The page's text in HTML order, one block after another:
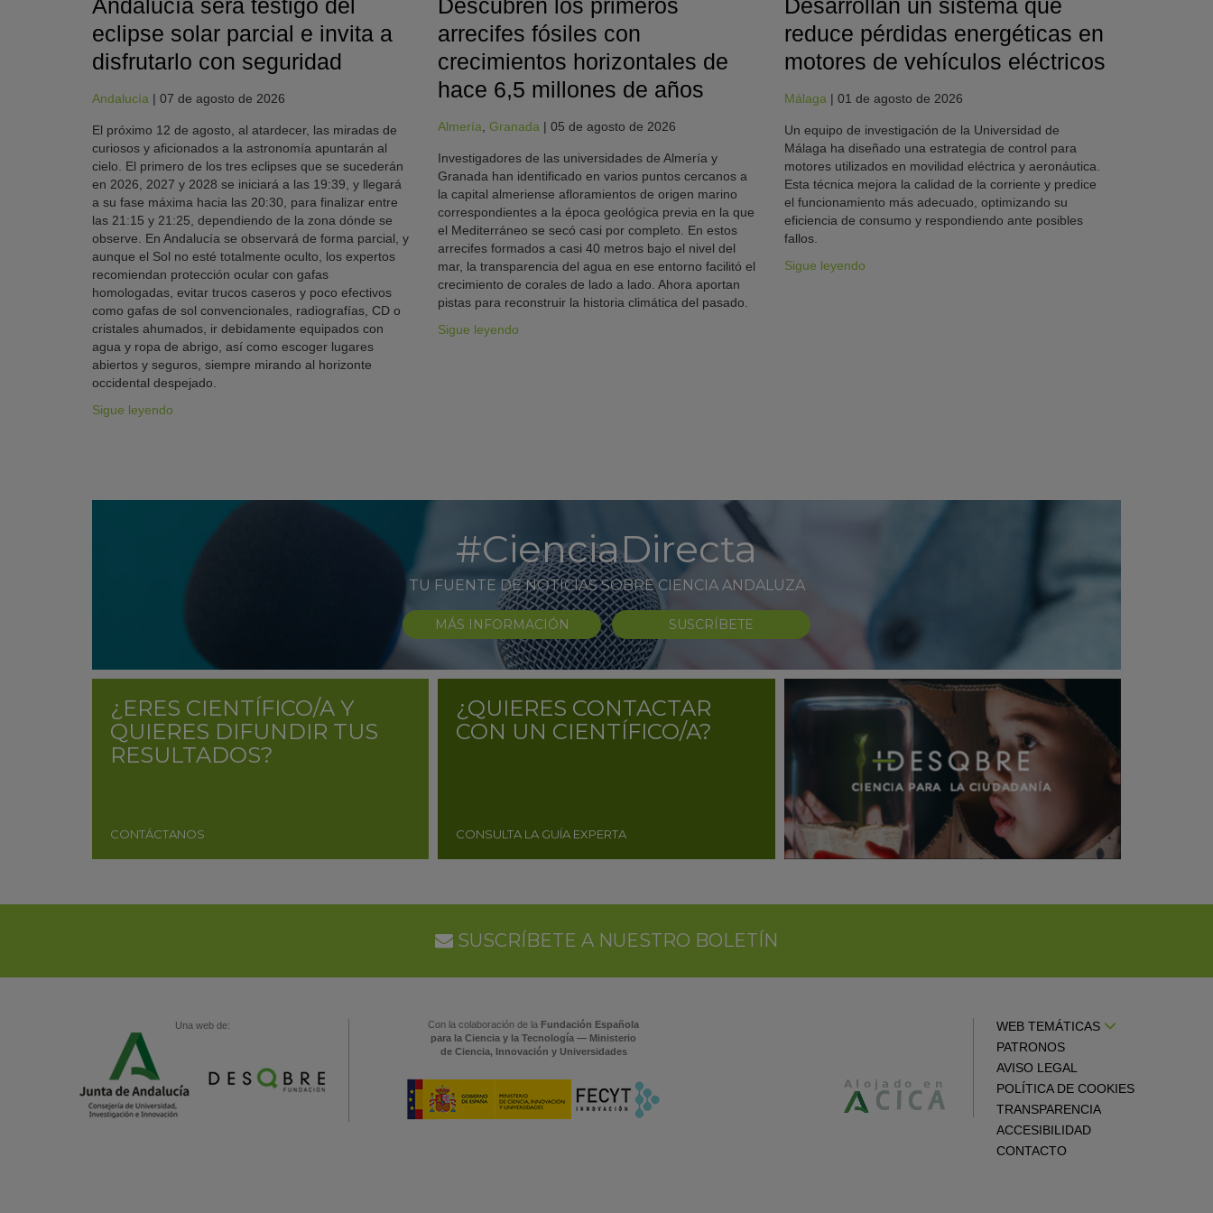
Andalucía será testigo del
eclipse solar parcial e invita a
disfrutarlo con seguridad
Andalucía | 07 de agosto de 2026
El próximo 12 de agosto, al atardecer, las miradas de
curiosos y aficionados a la astronomía apuntarán al
cielo. El primero de los tres eclipses que se sucederán
en 2026, 2027 y 2028 se iniciará a las 19:39, y llegará
a su fase máxima hacia las 20:30, para finalizar entre
las 21:15 y 21:25, dependiendo de la zona dónde se
observe. En Andalucía se observará de forma parcial, y
aunque el Sol no esté totalmente oculto, los expertos
recomiendan protección ocular con gafas
homologadas, evitar trucos caseros y poco efectivos
como gafas de sol convencionales, radiografías, CD o
cristales ahumados, ir debidamente equipados con
agua y ropa de abrigo, así como escoger lugares
abiertos y seguros, siempre mirando al horizonte
occidental despejado.
Sigue leyendo
Descubren los primeros
arrecifes fósiles con
crecimientos horizontales de
hace 6,5 millones de años
Almería,Granada |05 de agosto de 2026
Investigadores de las universidades de Almería y
Granada han identificado en varios puntos cercanos a
la capital almeriense afloramientos de origen marino
correspondientes a la época geológica previa en la que
el Mediterráneo se secó casi por completo. En estos
arrecifes formados a casi 40 metros bajo el nivel del
mar, la transparencia del agua en ese entorno facilitó el
crecimiento de corales de lado a lado. Ahora aportan
pistas para reconstruir la historia climática del pasado.
Sigue leyendo
Desarrollan un sistema que
reduce pérdidas energéticas en
motores de vehículos eléctricos
Málaga| 01 de agosto de 2026
Un equipo de investigación de la Universidad de
Málaga ha diseñado una estrategia de control para
motores utilizados en movilidad eléctrica y aeronáutica.
Esta técnica mejora la calidad de la corriente y predice
el funcionamiento más adecuado, optimizando su
eficiencia de consumo y respondiendo ante posibles
fallos.
Sigue leyendo
#CienciaDirecta
TU FUENTE DE NOTICIAS SOBRE CIENCIA ANDALUZA
MÁS INFORMACIÓN SUSCRÍBETE
¿ERES CIENTÍFICO/A Y
QUIERES DIFUNDIR TUS
RESULTADOS?
CONTÁCTANOS
¿QUIERES CONTACTAR
CON UN CIENTÍFICO/A?
CONSULTA LA GUÍA EXPERTA
SUSCRÍBETE A NUESTRO BOLETÍN
Una web de: Con la colaboración de la Fundación Española
para la Ciencia y la Tecnología — Ministerio
de Ciencia, Innovación y Universidades
WEB TEMÁTICAS
PATRONOS
AVISO LEGAL
POLÍTICA DE COOKIES
TRANSPARENCIA
ACCESIBILIDAD
CONTACTO